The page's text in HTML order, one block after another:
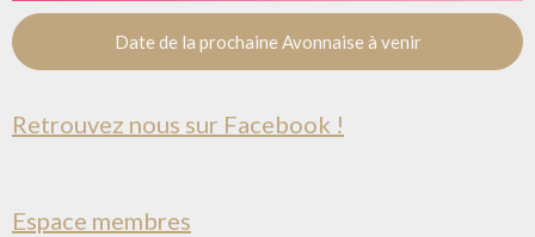
Date de la prochaine Avonnaise à venir
Retrouvez nous sur Facebook !
Espace membres